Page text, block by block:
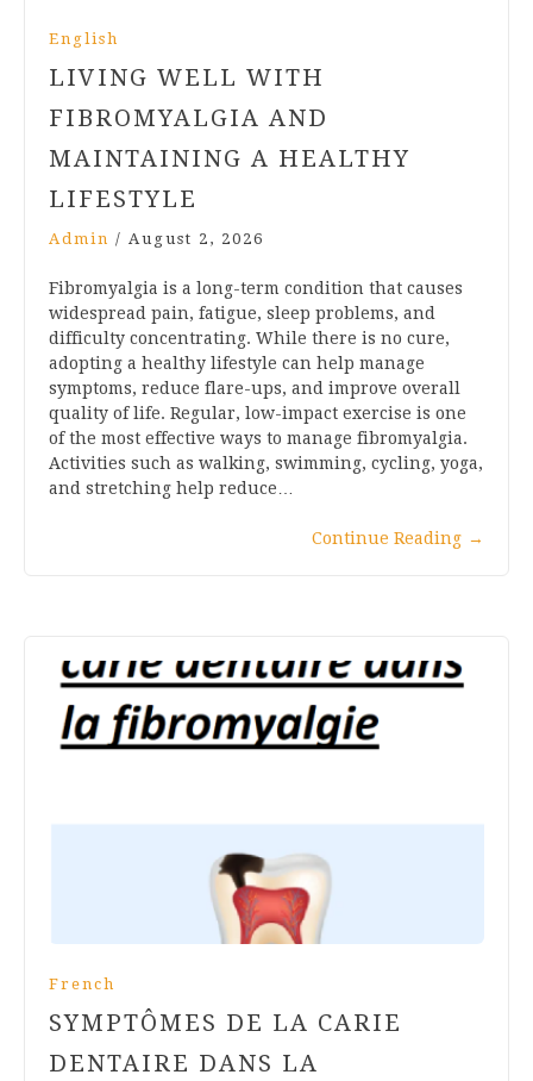
English
LIVING WELL WITH
FIBROMYALGIA AND
MAINTAINING A HEALTHY
LIFESTYLE
Admin / August 2, 2026
Fibromyalgia is a long-term condition that causes
widespread pain, fatigue, sleep problems, and
difficulty concentrating. While there is no cure,
adopting a healthy lifestyle can help manage
symptoms, reduce flare-ups, and improve overall
quality of life. Regular, low-impact exercise is one
of the most effective ways to manage fibromyalgia.
Activities such as walking, swimming, cycling, yoga,
and stretching help reduce…
Continue Reading →
French
SYMPTÔMES DE LA CARIE
DENTAIRE DANS LA